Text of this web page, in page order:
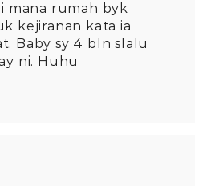
mana rumah byk
kejiranan kata ia
Baby sy 4 bln slalu
ni. Huhu